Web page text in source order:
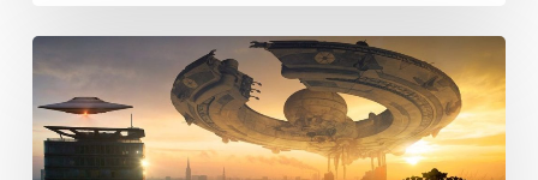
L’Intelligence
Artificielle
et
Nous